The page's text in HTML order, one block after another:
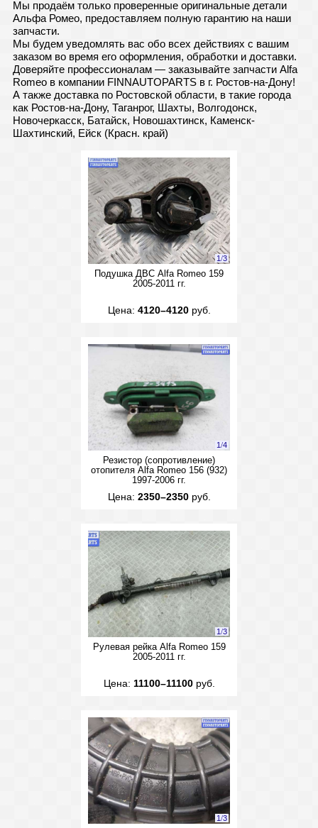
Мы продаём только проверенные оригинальные детали
Альфа Ромео, предоставляем полную гарантию на наши
запчасти.
Мы будем уведомлять вас обо всех действиях с вашим
заказом во время его оформления, обработки и доставки.
Доверяйте профессионалам — заказывайте запчасти Alfa
Romeo в компании FINNAUTOPARTS в г. Ростов-на-Дону!
А также доставка по Ростовской области, в такие города
как Ростов-на-Дону, Таганрог, Шахты, Волгодонск,
Новочеркасск, Батайск, Новошахтинск, Каменск-
Шахтинский, Ейск (Красн. край)
1/3
Подушка ДВС Alfa Romeo 159
2005-2011 гг.
Цена: 4120–4120руб.
1/4
Резистор (сопротивление)
отопителя Alfa Romeo 156 (932)
1997-2006 гг.
Цена: 2350–2350руб.
1/3
Рулевая рейка Alfa Romeo 159
2005-2011 гг.
Цена: 11100–11100руб.
1/3